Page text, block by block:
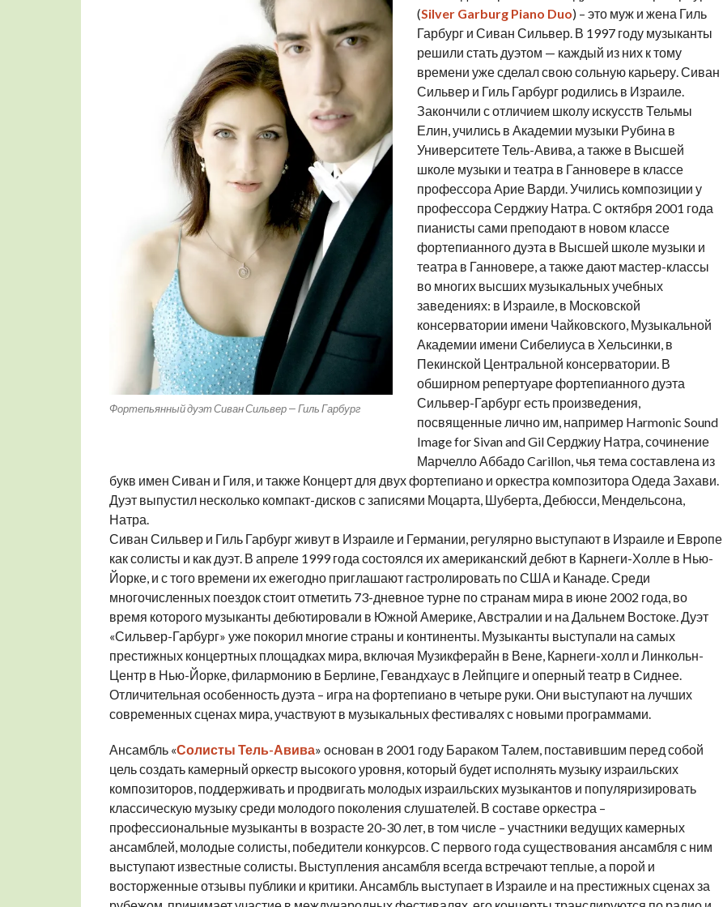
Фортепьянный дуэт Сиван Сильвер — Гиль Гарбург
(Silver Garburg Piano Duo) – это муж и жена Гиль
Гарбург и Сиван Сильвер. В 1997 году музыканты
решили стать дуэтом — каждый из них к тому
времени уже сделал свою сольную карьеру. Сиван
Сильвер и Гиль Гарбург родились в Израиле.
Закончили с отличием школу искусств Тельмы
Елин, учились в Академии музыки Рубина в
Университете Тель-Авива, а также в Высшей
школе музыки и театра в Ганновере в классе
профессора Арие Варди. Учились композиции у
профессора Серджиу Натра. С октября 2001 года
пианисты сами преподают в новом классе
фортепианного дуэта в Высшей школе музыки и
театра в Ганновере, а также дают мастер-классы
во многих высших музыкальных учебных
заведениях: в Израиле, в Московской
консерватории имени Чайковского, Музыкальной
Академии имени Сибелиуса в Хельсинки, в
Пекинской Центральной консерватории. В
обширном репертуаре фортепианного дуэта
Сильвер-Гарбург есть произведения,
посвященные лично им, например Harmonic Sound
Image for Sivan and Gil Серджиу Натра, сочинение
Марчелло Аббадо Carillon, чья тема составлена из
букв имен Сиван и Гиля, и также Концерт для двух фортепиано и оркестра композитора Одеда Захави.
Дуэт выпустил несколько компакт-дисков с записями Моцарта, Шуберта, Дебюсси, Мендельсона,
Натра.
Сиван Сильвер и Гиль Гарбург живут в Израиле и Германии, регулярно выступают в Израиле и Европе
как солисты и как дуэт. В апреле 1999 года состоялся их американский дебют в Карнеги-Холле в Нью-
Йорке, и с того времени их ежегодно приглашают гастролировать по США и Канаде. Среди
многочисленных поездок стоит отметить 73-дневное турне по странам мира в июне 2002 года, во
время которого музыканты дебютировали в Южной Америке, Австралии и на Дальнем Востоке. Дуэт
«Сильвер-Гарбург» уже покорил многие страны и континенты. Музыканты выступали на самых
престижных концертных площадках мира, включая Музикферайн в Вене, Карнеги-холл и Линкольн-
Центр в Нью-Йорке, филармонию в Берлине, Гевандхаус в Лейпциге и оперный театр в Сиднее.
Отличительная особенность дуэта – игра на фортепиано в четыре руки. Они выступают на лучших
современных сценах мира, участвуют в музыкальных фестивалях с новыми программами.
Ансамбль «Солисты Тель-Авива» основан в 2001 году Бараком Талем, поставившим перед собой
цель создать камерный оркестр высокого уровня, который будет исполнять музыку израильских
композиторов, поддерживать и продвигать молодых израильских музыкантов и популяризировать
классическую музыку среди молодого поколения слушателей. В составе оркестра –
профессиональные музыканты в возрасте 20-30 лет, в том числе – участники ведущих камерных
ансамблей, молодые солисты, победители конкурсов. С первого года существования ансамбля с ним
выступают известные солисты. Выступления ансамбля всегда встречают теплые, а порой и
восторженные отзывы публики и критики. Ансамбль выступает в Израиле и на престижных сценах за